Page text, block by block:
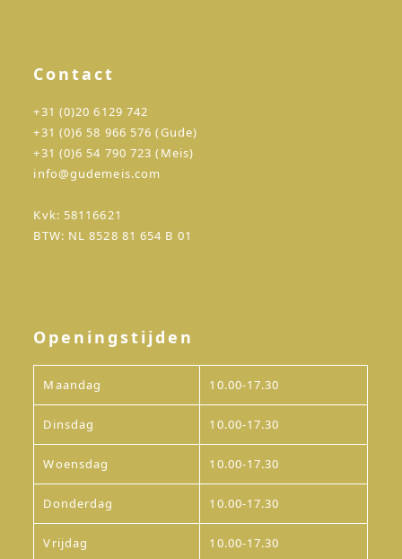
Contact
+31 (0)20 6129 742
+31 (0)6 58 966 576 (Gude)
+31 (0)6 54 790 723 (Meis)
info@gudemeis.com
Kvk: 58116621
BTW: NL 8528 81 654 B 01
Openingstijden
Maandag 10.00-17.30
Dinsdag 10.00-17.30
Woensdag 10.00-17.30
Donderdag 10.00-17.30
Vrijdag 10.00-17.30